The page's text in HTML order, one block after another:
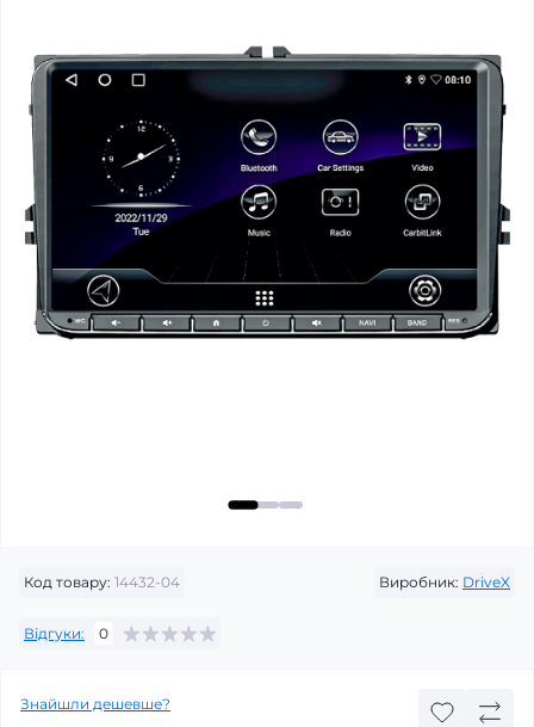
Код товару: 14432-04 Виробник: DriveX
Відгуки: 0
Знайшли дешевше?